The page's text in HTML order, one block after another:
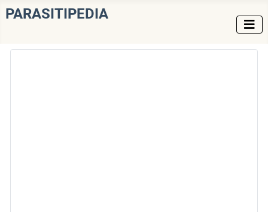
PARASITIPEDIA